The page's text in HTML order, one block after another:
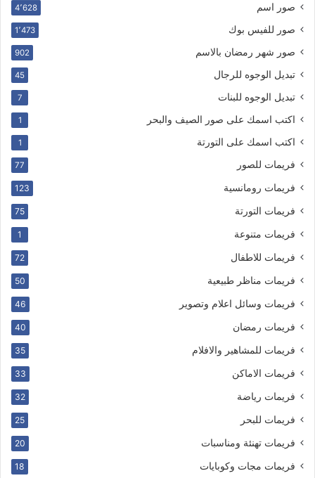
صور اسم 4٬628
صور للفيس بوك 1٬473
صور شهر رمضان بالاسم 902
تبديل الوجوه للرجال 45
تبديل الوجوه للبنات 7
اكتب اسمك على صور الصيف والبحر 1
اكتب اسمك على التورتة 1
فريمات للصور 77
فريمات رومانسية 123
فريمات التورتة 75
فريمات متنوعة 1
فريمات للاطفال 72
فريمات مناظر طبيعية 50
فريمات وسائل اعلام وتصوير 46
فريمات رمضان 40
فريمات للمشاهير والافلام 35
فريمات الاماكن 33
فريمات رياضة 32
فريمات للبحر 25
فريمات تهنئة ومناسبات 20
فريمات مجات وكوبايات 18